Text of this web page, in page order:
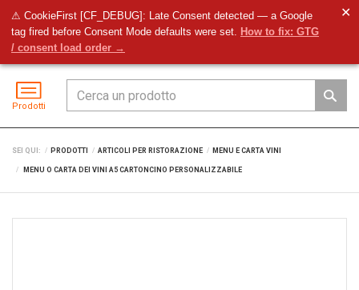
⚠ CookieFirst [CF_DEBUG]: Late Consent detected — a Google
tag fired before Consent Mode defaults were set. How to fix: GTG
/ consent load order →
✕
Prodotti
SEI QUI: PRODOTTI ARTICOLI PER RISTORAZIONE MENU E CARTA VINI
MENU O CARTA DEI VINI A5 CARTONCINO PERSONALIZZABILE